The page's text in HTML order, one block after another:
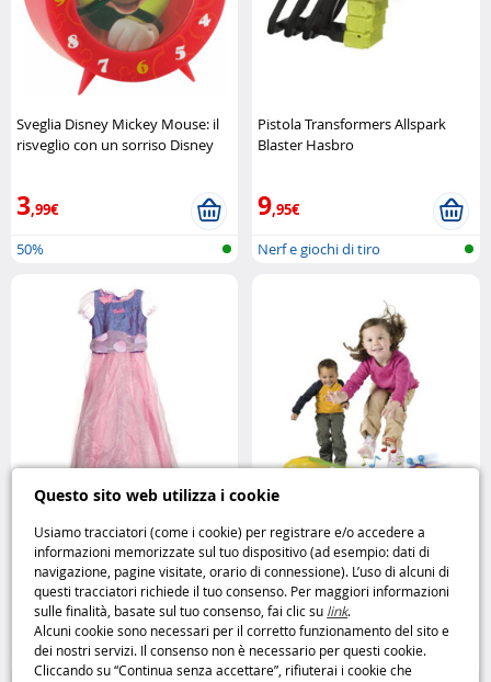
Questo sito web utilizza i cookie
Usiamo tracciatori (come i cookie) per registrare e/o accedere a
informazioni memorizzate sul tuo dispositivo (ad esempio: dati di
navigazione, pagine visitate, orario di connessione). L’uso di alcuni di
questi tracciatori richiede il tuo consenso. Per maggiori informazioni
sulle finalità, basate sul tuo consenso, fai clic su link.
Alcuni cookie sono necessari per il corretto funzionamento del sito e
dei nostri servizi. Il consenso non è necessario per questi cookie.
Cliccando su “Continua senza accettare”, rifiuterai i cookie che
Sveglia Disney Mickey Mouse: il
risveglio con un sorriso Disney
3,99€
50%
Pistola Transformers Allspark
Blaster Hasbro
9,95€
Nerf e giochi di tiro
Costume Barbie Bambina 5–7
Anni: eleganza e divertimento in
rosa Barbie
,95€
25%
Salta l’Ape Gioco di agilità e
destrezza Playskool
9,95€
Giochi prima infanzia